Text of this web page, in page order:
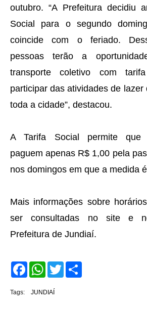
outubro. “A Prefeitura decidiu
Social para o segundo
coincide com o feriado.
pessoas terão a
transporte coletivo com
participar das atividades de lazer
toda a cidade”, destacou.
A Tarifa Social permite que
paguem apenas R$ 1,00 pela
nos domingos em que a medida
Mais informações sobre
ser consultadas no site e
Prefeitura de Jundiaí.
F
a
W
h
t
T
w
Tags: JUNDIAÍ